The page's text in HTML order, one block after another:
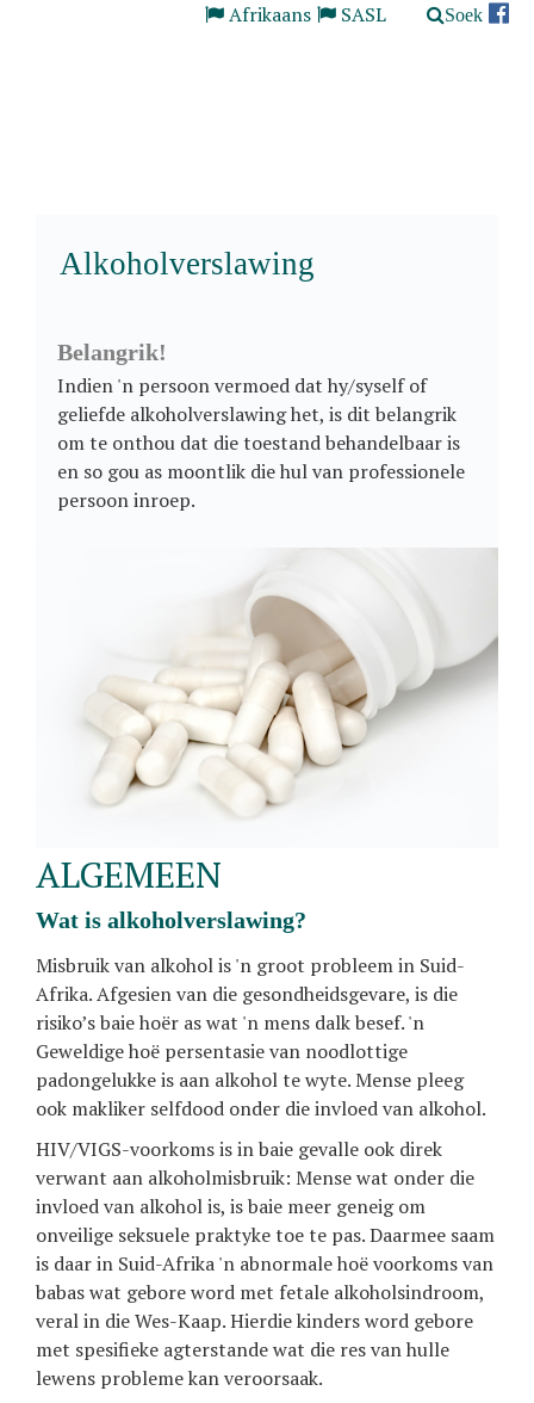
Afrikaans SASL Soek
Alkoholverslawing
Belangrik!
Indien 'n persoon vermoed dat hy/syself of
geliefde alkoholverslawing het, is dit belangrik
om te onthou dat die toestand behandelbaar is
en so gou as moontlik die hul van professionele
persoon inroep.
ALGEMEEN
wat is alkoholverslawing?
Misbruik van alkohol is 'n groot probleem in Suid-
Afrika. Afgesien van die gesondheidsgevare, is die
risiko’s baie hoër as wat 'n mens dalk besef. 'n
Geweldige hoë persentasie van noodlottige
padongelukke is aan alkohol te wyte. Mense pleeg
ook makliker selfdood onder die invloed van alkohol.
HIV/VIGS-voorkoms is in baie gevalle ook direk
verwant aan alkoholmisbruik: Mense wat onder die
invloed van alkohol is, is baie meer geneig om
onveilige seksuele praktyke toe te pas. Daarmee saam
is daar in Suid-Afrika 'n abnormale hoë voorkoms van
babas wat gebore word met fetale alkoholsindroom,
veral in die Wes-Kaap. Hierdie kinders word gebore
met spesifieke agterstande wat die res van hulle
lewens probleme kan veroorsaak.